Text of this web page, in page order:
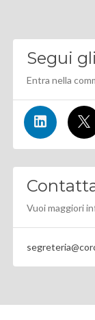
Segui
Entra nella
Vuoi maggiori